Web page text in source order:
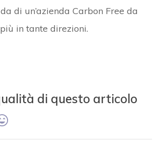
di un’azienda Carbon Free da
in tante direzioni.
di questo articolo